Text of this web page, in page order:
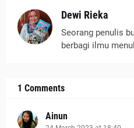
Dewi Rieka
Seorang penulis
berbagi ilmu
1 Comments
Ainun